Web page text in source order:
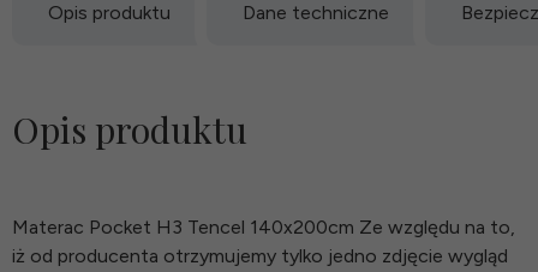
Opis produktu Dane techniczne
Opis produktu
Materac Pocket H3 Tencel 140x200cm Ze względu na to,
iż od producenta otrzymujemy tylko jedno zdjęcie wygląd